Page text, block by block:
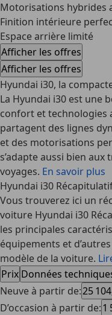
Motorisations hybrides
Finition intérieure
Espace arrière limité
Afficher les offres
Afficher les offres
Hyundai i30, la
La Hyundai i30 est une
confort et technologies
partagent des lignes
et des motorisations
s’adapte aussi bien aux
voyages. En savoir plus
Hyundai i30
Vous trouverez ici un
voiture Hyundai i30
les principales
équipements et
modèle de la voiture.
Prix Données
Neuve à partir de:25
D’occasion à partir de:1